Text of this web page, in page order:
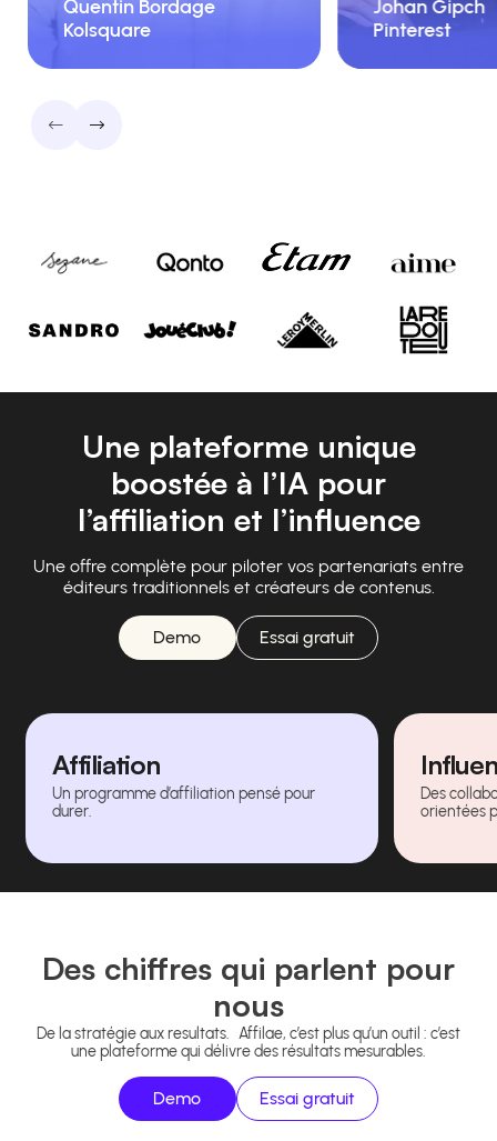
Quentin Bordage
Kolsquare
Johan Gipch
Pinterest
Une plateforme unique
boostée à l’IA pour
l’affiliation et l’influence
Une offre complète pour piloter vos partenariats entre
éditeurs traditionnels et créateurs de contenus.
Demo Essai gratuit
Affiliation
Un programme d’affiliation pensé pour
durer.
Des
orientées
Des chiffres qui parlent pour
nous
De la stratégie aux resultats. Affilae, c’est plus qu’un outil : c’est
une plateforme qui délivre des résultats mesurables.
Demo Essai gratuit